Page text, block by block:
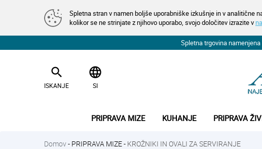
Spletna stran v namen boljše uporabniške izkušnje in v analitične
kolikor se ne strinjate z njihovo uporabo, svojo določitev izrazite v
Spletna trgovina
search
ISKANJE
language
SI
PRIPRAVA MIZE KUHANJE PRIPRAVA
Domov- PRIPRAVA MIZE- KROŽNIKI IN OVALI ZA SERVIRANJE